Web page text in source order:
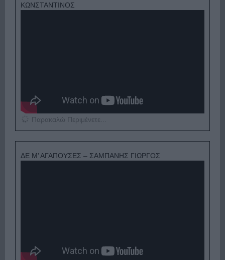
ΚΩΝΣΤΑΝΤΙΝΟΣ
Παρακαλώ Περιμένετε...
ΔΕ Μ’ ΑΓΑΠΟΥΣΕΣ – ΣΑΜΠΑΝΗΣ ΓΙΩΡΓΟΣ